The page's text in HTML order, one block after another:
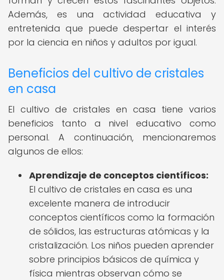
Además, es una actividad educativa y
entretenida que puede despertar el interés
por la ciencia en niños y adultos por igual.
Beneficios del cultivo de cristales
en casa
El cultivo de cristales en casa tiene varios
beneficios tanto a nivel educativo como
personal. A continuación, mencionaremos
algunos de ellos:
Aprendizaje de conceptos científicos:
El cultivo de cristales en casa es una
excelente manera de introducir
conceptos científicos como la formación
de sólidos, las estructuras atómicas y la
cristalización. Los niños pueden aprender
sobre principios básicos de química y
física mientras observan cómo se